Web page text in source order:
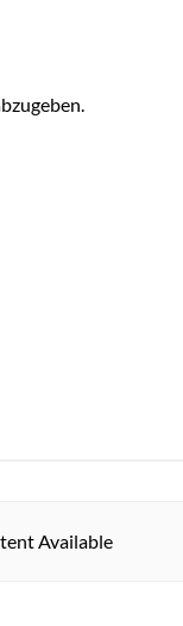
Available